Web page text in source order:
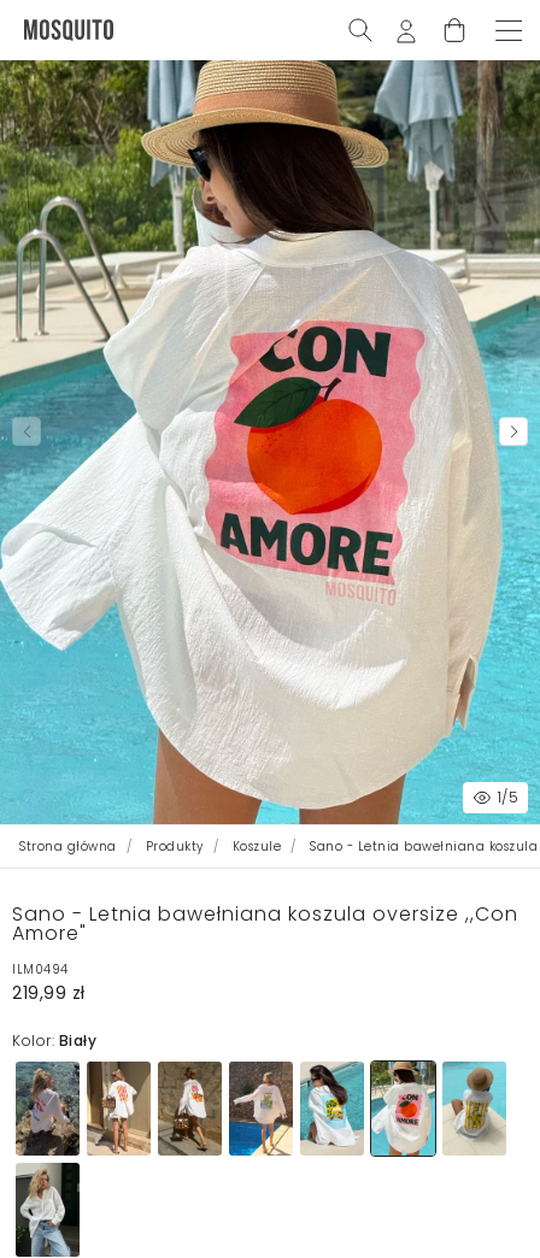
1/5
Strona główna Produkty Koszule Sano - Letnia bawełniana koszula
Sano - Letnia bawełniana koszula oversize ,,Con
Amore"
ILM0494
219,99 zł
Kolor: Biały